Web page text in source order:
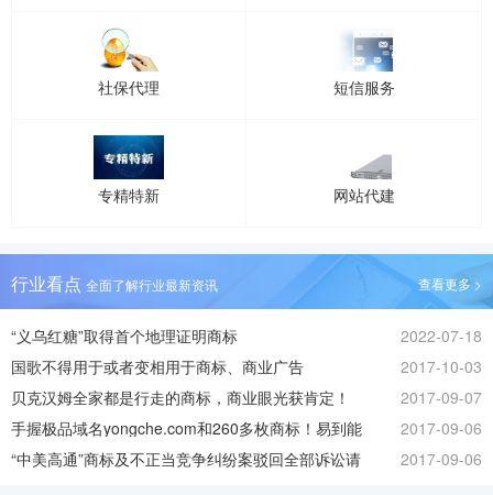
社保代理 短信服务
专精特新 网站代建
行业看点 全面了解行业最新资讯 查看更多 >
“义乌红糖”取得首个地理证明商标
2022-07-18
国歌不得用于或者变相用于商标、商业广告
2017-10-03
贝克汉姆全家都是行走的商标，商业眼光获肯定！
2017-09-07
手握极品域名yongche.com和260多枚商标！易到能
否起死回生？
2017-09-06
“中美高通”商标及不正当竞争纠纷案驳回全部诉讼请
2017-09-06